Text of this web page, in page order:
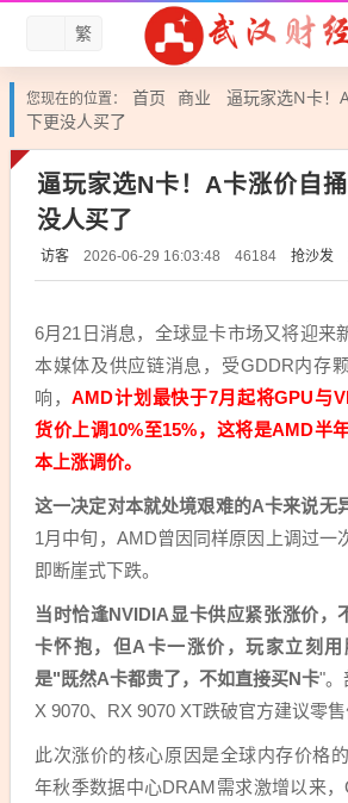
繁
您现在的位置： 首页 商业
逼玩家选N卡！
下更没人买了
逼玩家选N卡！A卡涨价自
没人买了
访客 2026-06-29 16:03:48 46184 抢沙发
6月21日消息，全球显卡市场又将迎来
本媒体及供应链消息，受GDDR内存
响，AMD计划最快于7月起将GPU与
货价上调10%至15%，这将是AMD半
本上涨调价。
这一决定对本就处境艰难的A卡来说无
1月中旬，AMD曾因同样原因上调过一
即断崖式下跌。
当时恰逢NVIDIA显卡供应紧张涨价，
卡怀抱，但A卡一涨价，玩家立刻
是"既然A卡都贵了，不如直接买N卡"。
X 9070、RX 9070 XT跌破官方建议零售
此次涨价的核心原因是全球内存价格
年秋季数据中心DRAM需求激增以来